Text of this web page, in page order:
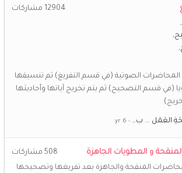
المحاضرات الصوتية (في قسم التفريغ) ثم تنسيقها
(في قسم التصحيح) ثم يتم تخريج آياتها وأحاديثها
12904 مشاركات
العَمَل ... ب…
و المطويات الجاهزة
المنقحة والجاهزة بعد تفريغها وتصحيحها
508 مشاركات